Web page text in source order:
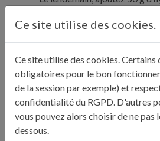
3
à ébullition. Flaconnez à
refroidir encore 12 heures.
4
Préparez la pâte : mélangez
l’huile et l’eau à la fourchette
boule puis laissez-la reposer 2
Ce site utilise des cookies.
Ce site utilise des cookies. Certains
obligatoires pour le bon
de la session par exemple) et
confidentialité du RGPD. D'autres
vous pouvez alors choisir de ne pas
dessous.